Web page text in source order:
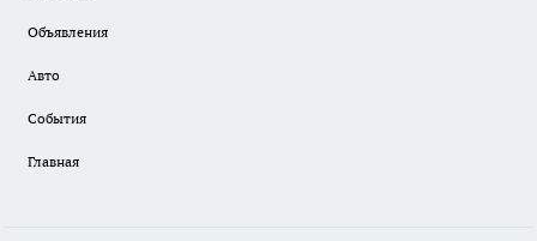
Объявления
Авто
События
Главная